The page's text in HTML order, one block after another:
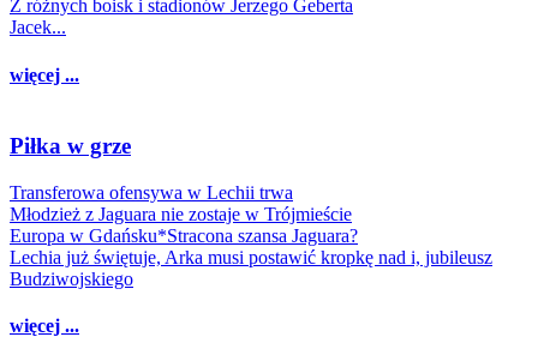
Z różnych boisk i stadionów Jerzego Geberta
Jacek...
więcej ...
Piłka w grze
Transferowa ofensywa w Lechii trwa
Młodzież z Jaguara nie zostaje w Trójmieście
Europa w Gdańsku*Stracona szansa Jaguara?
Lechia już świętuje, Arka musi postawić kropkę nad i, jubileusz
Budziwojskiego
więcej ...